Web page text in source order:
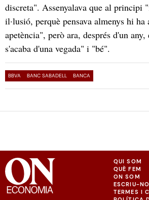
discreta". Assenyalava que al principi
il·lusió, perquè pensava almenys hi
apetència", però ara, després d'un
s'acaba d'una vegada" i "bé".
BBVA BANC SABADELL BANCA
QUI SOM
QUÈ FEM
ON SOM
ESCRIU-
TERMES I